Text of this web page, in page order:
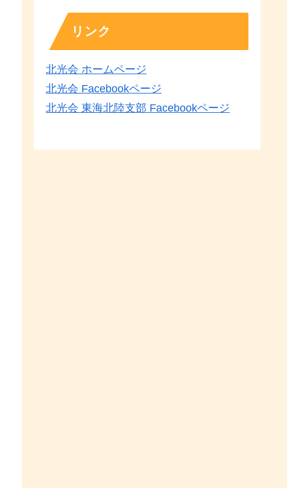
リンク
北光会 ホームページ
北光会 Facebookページ
北光会 東海北陸支部 Facebookページ